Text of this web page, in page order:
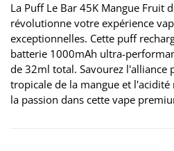
La Puff Le Bar 45K Mangue Fruit
révolutionne votre expérience
exceptionnelles. Cette puff
batterie 1000mAh ultra-
de 32ml total. Savourez l'alliance
tropicale de la mangue et
la passion dans cette vape